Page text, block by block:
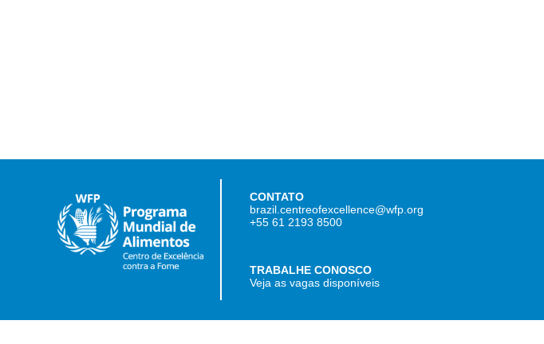
CONTATO
brazil.centreofexcellence@wfp.org
+55 61 2193 8500
TRABALHE CONOSCO
Veja as vagas disponíveis